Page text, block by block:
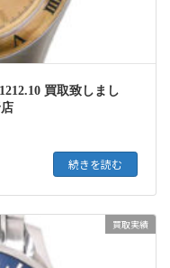
買取致しまし
続きを読む
買取実績